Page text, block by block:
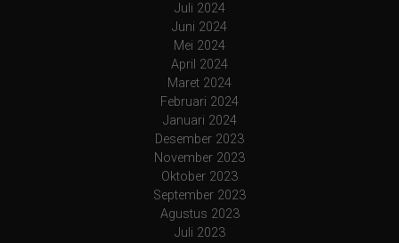
Juli 2024
Juni 2024
Mei 2024
April 2024
Maret 2024
Februari 2024
Januari 2024
Desember 2023
November 2023
Oktober 2023
September 2023
Agustus 2023
Juli 2023